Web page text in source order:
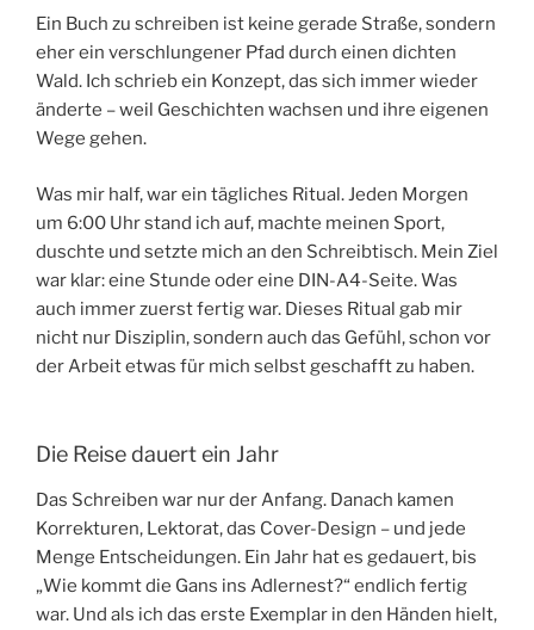
Ein Buch zu schreiben ist keine gerade Straße, sondern
eher ein verschlungener Pfad durch einen dichten
Wald. Ich schrieb ein Konzept, das sich immer wieder
änderte – weil Geschichten wachsen und ihre eigenen
Wege gehen.
Was mir half, war ein tägliches Ritual. Jeden Morgen
um 6:00 Uhr stand ich auf, machte meinen Sport,
duschte und setzte mich an den Schreibtisch. Mein Ziel
war klar: eine Stunde oder eine DIN-A4-Seite. Was
auch immer zuerst fertig war. Dieses Ritual gab mir
nicht nur Disziplin, sondern auch das Gefühl, schon vor
der Arbeit etwas für mich selbst geschafft zu haben.
Die Reise dauert ein Jahr
Das Schreiben war nur der Anfang. Danach kamen
Korrekturen, Lektorat, das Cover-Design – und jede
Menge Entscheidungen. Ein Jahr hat es gedauert, bis
„Wie kommt die Gans ins Adlernest?“ endlich fertig
war. Und als ich das erste Exemplar in den Händen hielt,